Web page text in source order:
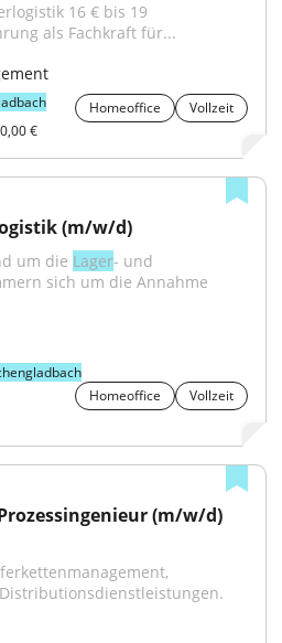
16 € bis 19
als Fachkraft für...
Homeoffice
Vollzeit
€
(m/w/d)
um die Lager- und
sich um die Annahme
Homeoffice
Vollzeit